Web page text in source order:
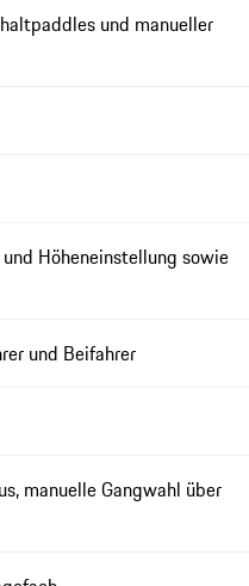
und manueller
Höheneinstellung sowie
und Beifahrer
manuelle Gangwahl über